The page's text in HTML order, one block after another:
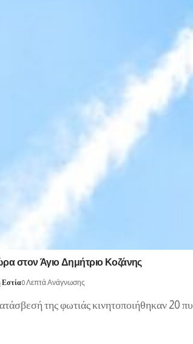
στον Άγιο Δημήτριο Κοζάνης
Εστία0 Λεπτά Ανάγνωσης
της φωτιάς κινητοποιήθηκαν 20